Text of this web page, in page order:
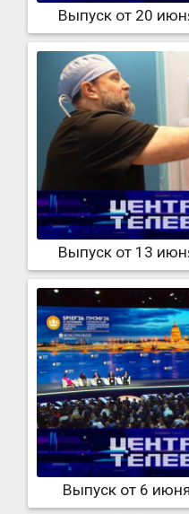
Выпуск от 20
Выпуск от 13
Выпуск от 6